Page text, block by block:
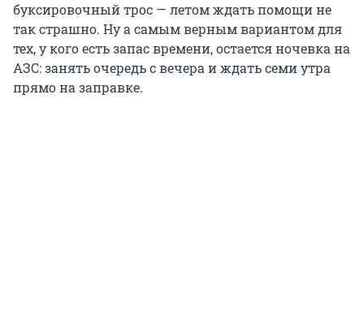
буксировочный трос — летом ждать помощи не
так страшно. Ну а самым верным вариантом для
тех, у кого есть запас времени, остается ночевка на
АЗС: занять очередь с вечера и ждать семи утра
прямо на заправке.